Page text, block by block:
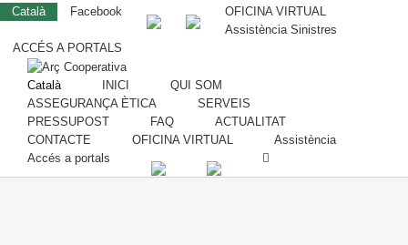
Català Facebook
OFICINA VIRTUAL
Assistència Sinistres
ACCÉS A PORTALS
Català INICI
QUI SOM
ASSEGURANÇA ÈTICA
SERVEIS
PRESSUPOST
FAQ
ACTUALITAT
CONTACTE
OFICINA VIRTUAL
Assistència
Accés a portals